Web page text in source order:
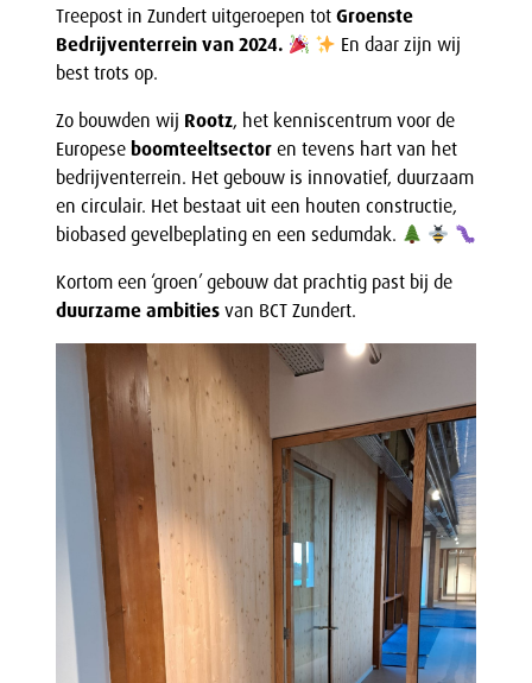
Treepost in Zundert uitgeroepen tot Groenste
Bedrijventerrein van 2024.
En daar zijn wij
best trots op.
Zo bouwden wij Rootz, het kenniscentrum voor de
Europese boomteeltsector en tevens hart van het
bedrijventerrein. Het gebouw is innovatief, duurzaam
en circulair. Het bestaat uit een houten constructie,
biobased gevelbeplating en een sedumdak.
Kortom een ‘groen’ gebouw dat prachtig past bij de
duurzame ambities van BCT Zundert.